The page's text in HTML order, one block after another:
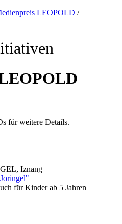
LEOPOLD /
für weitere Details.
Iznang
für Kinder ab 5 Jahren